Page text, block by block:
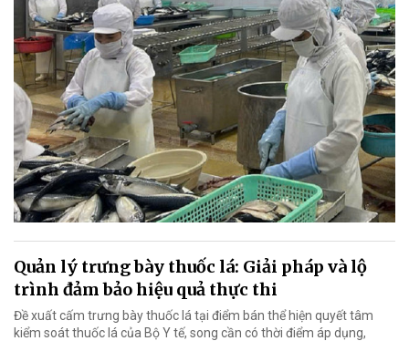
Quản lý trưng bày thuốc lá: Giải pháp và lộ
trình đảm bảo hiệu quả thực thi
Đề xuất cấm trưng bày thuốc lá tại điểm bán thể hiện quyết tâm
kiểm soát thuốc lá của Bộ Y tế, song cần có thời điểm áp dụng,